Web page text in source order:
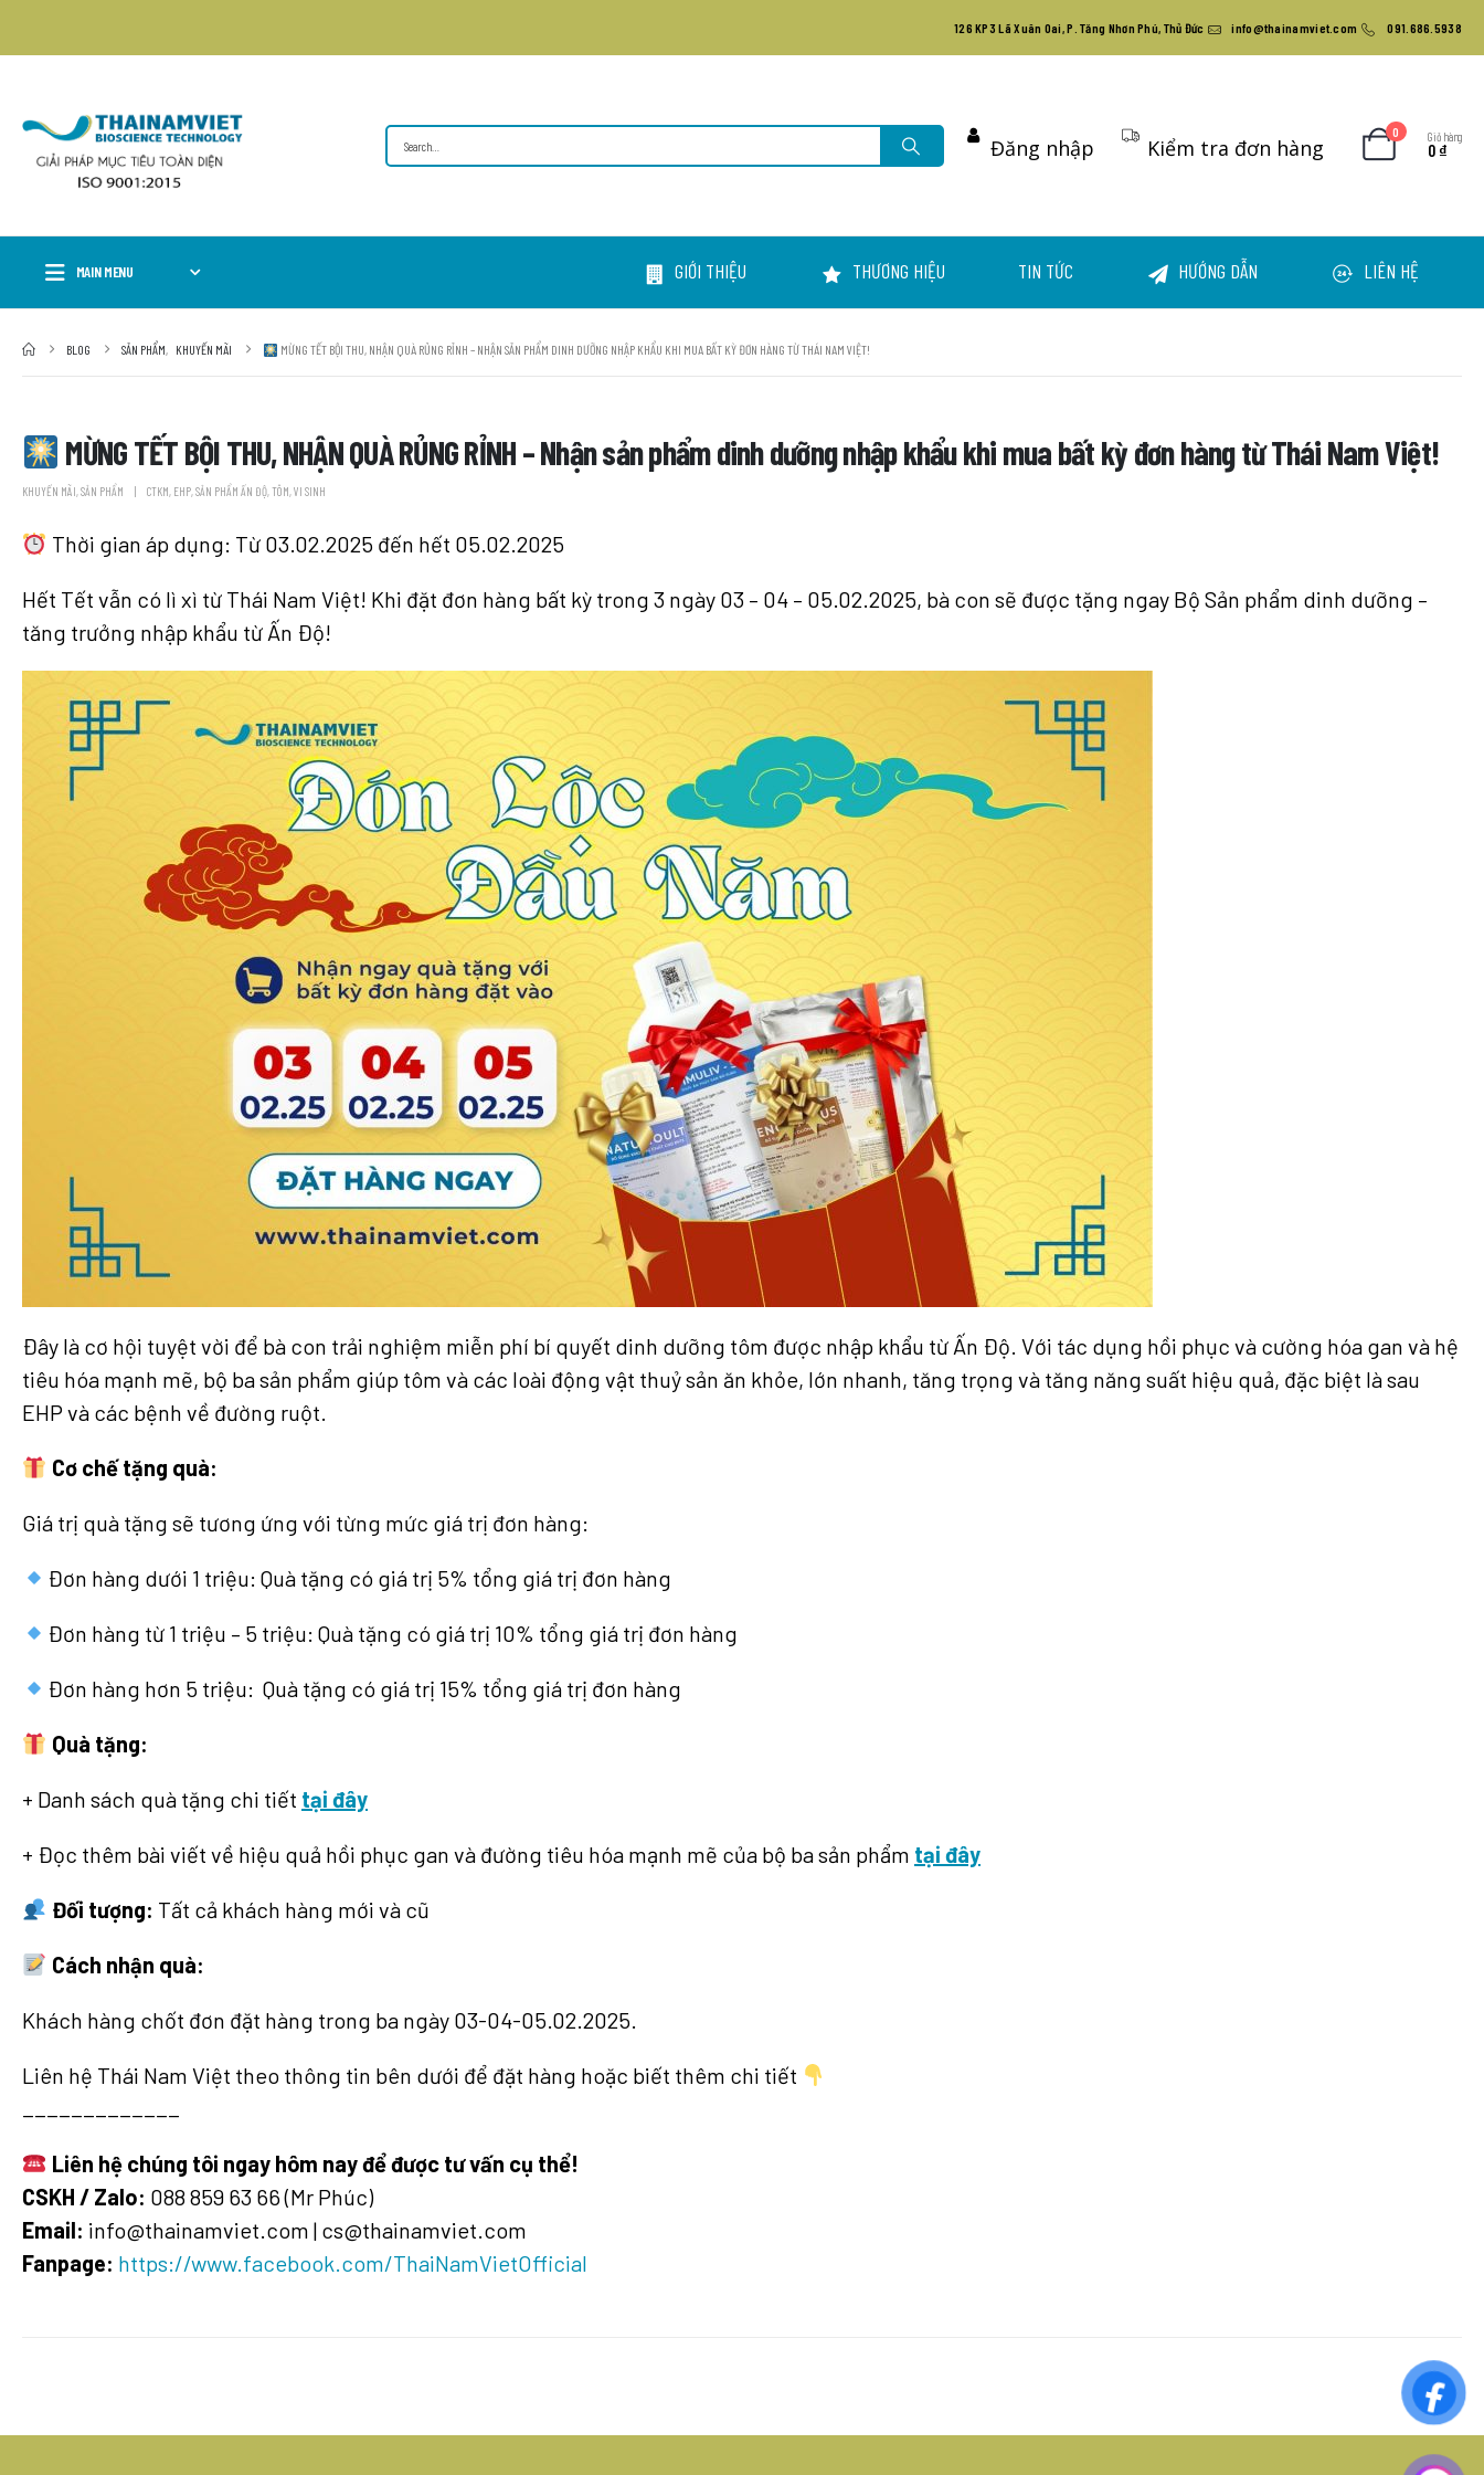
126 KP3 Lã Xuân Oai, P. Tăng Nhơn Phú, Thủ Đức info@thainamviet.com 091.686.5938
Đăng nhập Kiểm tra đơn hàng
0 Giỏ hàng
0 ₫
MAIN MENU GIỚI THIỆU THƯƠNG HIỆU TIN TỨC HƯỚNG DẪN LIÊN HỆ
BLOG SẢN PHẨM, KHUYẾN MÃI MỪNG TẾT BỘI THU, NHẬN QUÀ RỦNG RỈNH – NHẬN SẢN PHẨM DINH DƯỠNG NHẬP KHẨU KHI MUA BẤT KỲ ĐƠN HÀNG TỪ THÁI NAM VIỆT!
MỪNG TẾT BỘI THU, NHẬN QUÀ RỦNG RỈNH – Nhận sản phẩm dinh dưỡng nhập khẩu khi mua bất kỳ đơn hàng từ Thái Nam Việt!
KHUYẾN MÃI,SẢN PHẨM CTKM, EHP,SẢN PHẨM ẤN ĐỘ,TÔM,VI SINH
Thời gian áp dụng: Từ 03.02.2025 đến hết 05.02.2025
Hết Tết vẫn có lì xì từ Thái Nam Việt! Khi đặt đơn hàng bất kỳ trong 3 ngày 03 – 04 – 05.02.2025, bà con sẽ được tặng ngay Bộ Sản phẩm dinh dưỡng –
tăng trưởng nhập khẩu từ Ấn Độ!
Đây là cơ hội tuyệt vời để bà con trải nghiệm miễn phí bí quyết dinh dưỡng tôm được nhập khẩu từ Ấn Độ. Với tác dụng hồi phục và cường hóa gan và hệ
tiêu hóa mạnh mẽ, bộ ba sản phẩm giúp tôm và các loài động vật thuỷ sản ăn khỏe, lớn nhanh, tăng trọng và tăng năng suất hiệu quả, đặc biệt là sau
EHP và các bệnh về đường ruột.
Cơ chế tặng quà:
Giá trị quà tặng sẽ tương ứng với từng mức giá trị đơn hàng:
Đơn hàng dưới 1 triệu: Quà tặng có giá trị 5% tổng giá trị đơn hàng
Đơn hàng từ 1 triệu – 5 triệu: Quà tặng có giá trị 10% tổng giá trị đơn hàng
Đơn hàng hơn 5 triệu: Quà tặng có giá trị 15% tổng giá trị đơn hàng
Quà tặng:
+ Danh sách quà tặng chi tiết tại đây
+ Đọc thêm bài viết về hiệu quả hồi phục gan và đường tiêu hóa mạnh mẽ của bộ ba sản phẩm tại đây
Đối tượng: Tất cả khách hàng mới và cũ
Cách nhận quà:
Khách hàng chốt đơn đặt hàng trong ba ngày 03-04-05.02.2025.
Liên hệ Thái Nam Việt theo thông tin bên dưới để đặt hàng hoặc biết thêm chi tiết
Liên hệ chúng tôi ngay hôm nay để được tư vấn cụ thể!
CSKH / Zalo: 088 859 63 66 (Mr Phúc)
Email: info@thainamviet.com | cs@thainamviet.com
Fanpage: https://www.facebook.com/ThaiNamVietOfficial